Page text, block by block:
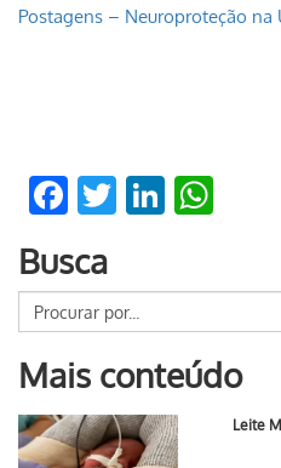
Postagens – Neuroproteção
Facebook
Twitter
Busca
Mais conteúdo
Leite